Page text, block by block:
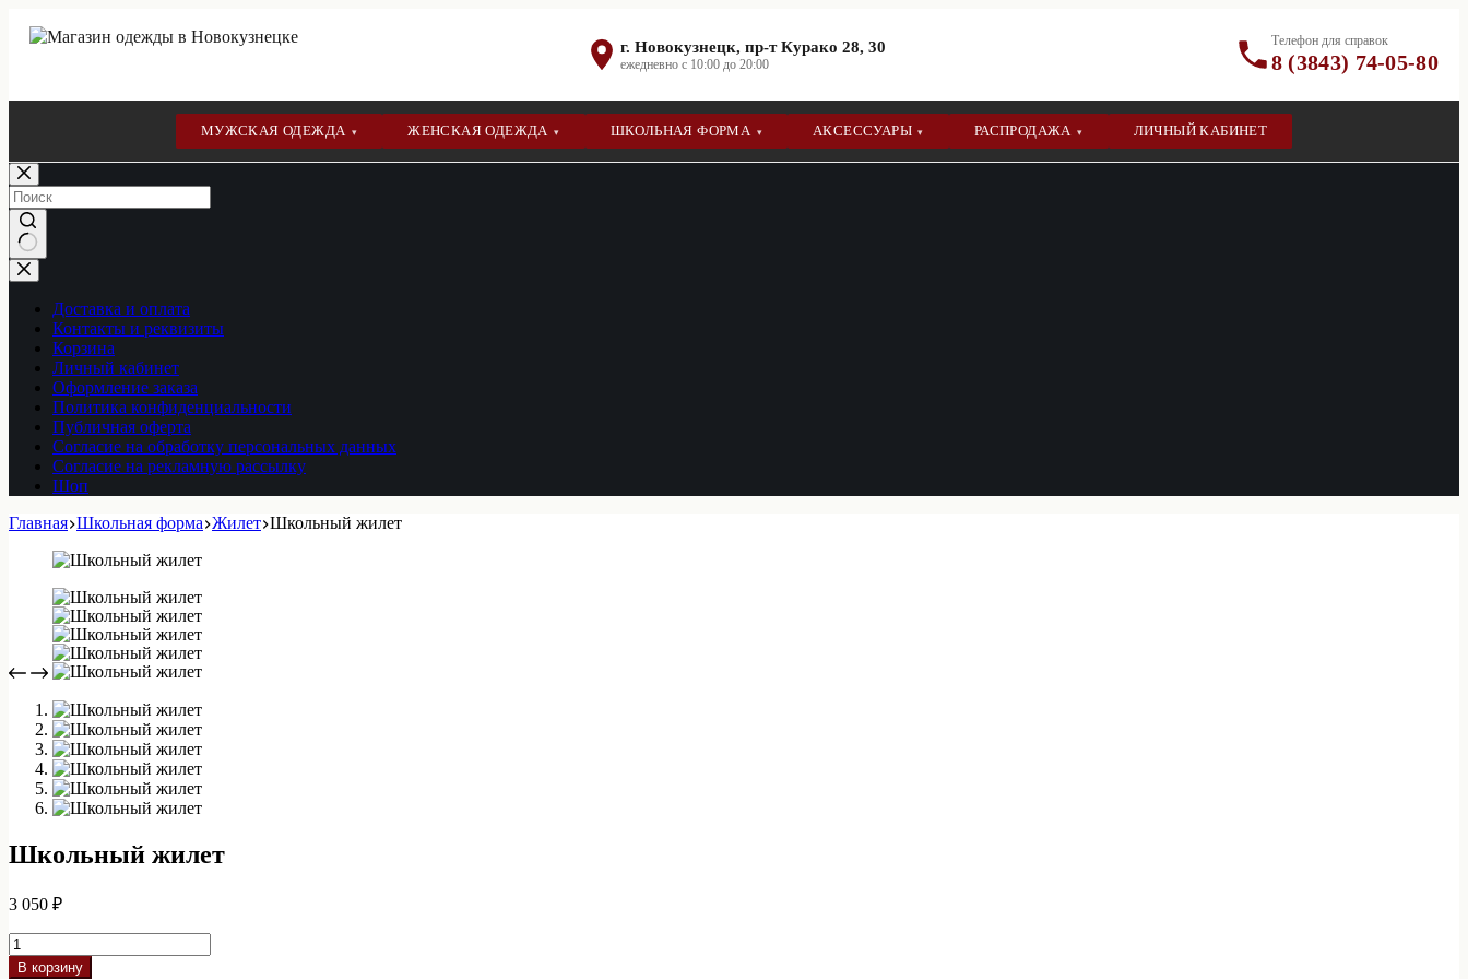
г. Новокузнецк, пр-т Курако 28, 30
ежедневно с 10:00 до 20:00
Телефон для справок
8 (3843) 74-05-80
МУЖСКАЯ ОДЕЖДА ▾ ЖЕНСКАЯ ОДЕЖДА ▾ ШКОЛЬНАЯ ФОРМА ▾ АКСЕССУАРЫ ▾ РАСПРОДАЖА ▾ ЛИЧНЫЙ КАБИНЕТ
Перейти
к
сути
Ничего
не
найденоДоставка и оплата
Контакты и реквизиты
Корзина
Личный кабинет
Оформление заказа
Политика конфиденциальности
Публичная оферта
Согласие на обработку персональных данных
Согласие на рекламную рассылку
Шоп
Главная Школьная форма Жилет Школьный жилет
Школьный жилет
3 050 ₽
Количество
товара
В корзину